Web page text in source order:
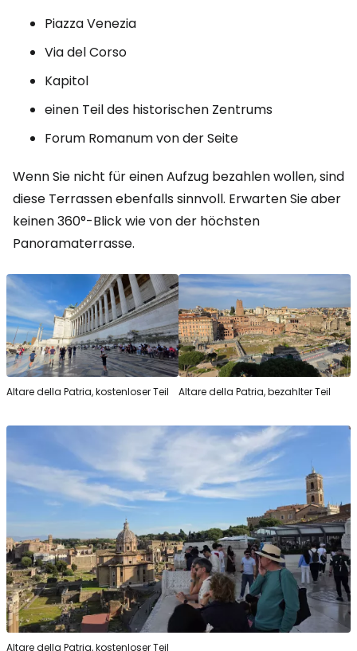
Piazza Venezia
Via del Corso
Kapitol
einen Teil des historischen Zentrums
Forum Romanum von der Seite
Wenn Sie nicht für einen Aufzug bezahlen wollen, sind
diese Terrassen ebenfalls sinnvoll. Erwarten Sie aber
keinen 360°-Blick wie von der höchsten
Panoramaterrasse.
Altare della Patria, kostenloser Teil Altare della Patria, bezahlter Teil
Altare della Patria, kostenloser Teil